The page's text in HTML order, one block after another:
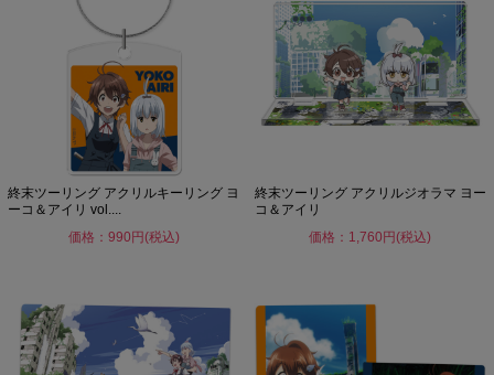
終末ツーリング アクリルキーリング ヨ
ーコ＆アイリ vol....
価格：990円(税込)
終末ツーリング アクリルジオラマ ヨー
コ＆アイリ
価格：1,760円(税込)